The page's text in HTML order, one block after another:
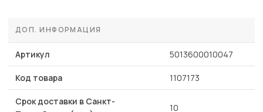
ДОП. ИНФОРМАЦИЯ
Артикул 5013600010047
Код товара 1107173
Срок доставки в Санкт-
10